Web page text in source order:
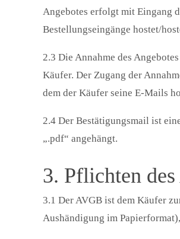
Angebotes erfolgt mit Eingang
Bestellungseingänge hostet/
2.3 Die Annahme des
Käufer. Der Zugang der
dem der Käufer seine E-Mails
2.4 Der Bestätigungsmail ist
„.pdf“ angehängt.
3. Pflichten
3.1 Der AVGB ist dem Käufer
Aushändigung im